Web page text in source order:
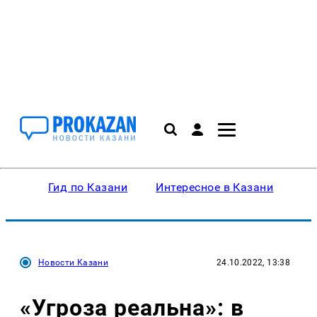
Гид по Казани Интересное в Казани
Новости Казани 24.10.2022, 13:38
«Угроза реальна»: в